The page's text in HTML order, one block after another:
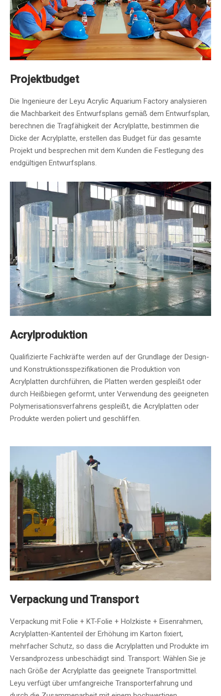
Projektbudget
Die Ingenieure der Leyu Acrylic Aquarium Factory analysieren
die Machbarkeit des Entwurfsplans gemäß dem Entwurfsplan,
berechnen die Tragfähigkeit der Acrylplatte, bestimmen die
Dicke der Acrylplatte, erstellen das Budget für das gesamte
Projekt und besprechen mit dem Kunden die Festlegung des
endgültigen Entwurfsplans.
Acrylproduktion
Qualifizierte Fachkräfte werden auf der Grundlage der Design-
und Konstruktionsspezifikationen die Produktion von
Acrylplatten durchführen, die Platten werden gespleißt oder
durch Heißbiegen geformt, unter Verwendung des geeigneten
Polymerisationsverfahrens gespleißt, die Acrylplatten oder
Produkte werden poliert und geschliffen.
Verpackung und Transport
Verpackung mit Folie + KT-Folie + Holzkiste + Eisenrahmen,
Acrylplatten-Kantenteil der Erhöhung im Karton fixiert,
mehrfacher Schutz, so dass die Acrylplatten und Produkte im
Versandprozess unbeschädigt sind. Transport: Wählen Sie je
nach Größe der Acrylplatte das geeignete Transportmittel.
Leyu verfügt über umfangreiche Transporterfahrung und